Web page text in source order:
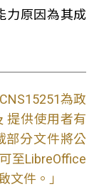
力原因為其成
為政
提供使用者有
部分文件將公
至LibreOffice
文件。」